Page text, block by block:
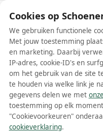
Multicolors
Meer lezen
Cookies op
We gebruiken functionele
Met jouw toestemming
en marketing. Daarbij
IP-adres, cookie-ID's en
om het gebruik van de site
te houden via welke link je
gegevens delen we met
toestemming op elk
"Cookievoorkeuren"
cookieverklaring.